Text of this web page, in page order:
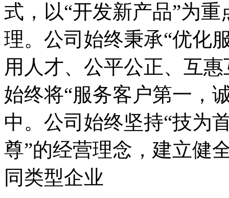
式，以“开发新产品”为
理。公司始终秉承“优化
用人才、公平公正、互
始终将“服务客户第一，
中。公司始终坚持“技为
尊”的经营理念，建立健
同类型企业